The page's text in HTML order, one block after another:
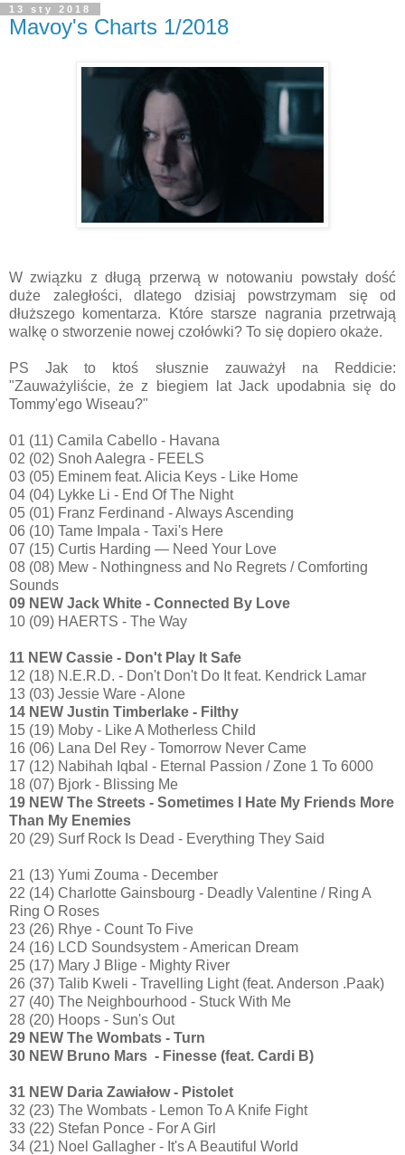
13 sty 2018
Mavoy's Charts 1/2018
W związku z długą przerwą w notowaniu powstały dość
duże zaległości, dlatego dzisiaj powstrzymam się od
dłuższego komentarza. Które starsze nagrania przetrwają
walkę o stworzenie nowej czołówki? To się dopiero okaże.
PS Jak to ktoś słusznie zauważył na Reddicie:
"Zauważyliście, że z biegiem lat Jack upodabnia się do
Tommy'ego Wiseau?"
01 (11) Camila Cabello - Havana
02 (02) Snoh Aalegra - FEELS
03 (05) Eminem feat. Alicia Keys - Like Home
04 (04) Lykke Li - End Of The Night
05 (01) Franz Ferdinand - Always Ascending
06 (10) Tame Impala - Taxi's Here
07 (15) Curtis Harding — Need Your Love
08 (08) Mew - Nothingness and No Regrets / Comforting
Sounds
09 NEW Jack White - Connected By Love
10 (09) HAERTS - The Way
11 NEW Cassie - Don't Play It Safe
12 (18) N.E.R.D. - Don't Don't Do It feat. Kendrick Lamar
13 (03) Jessie Ware - Alone
14 NEW Justin Timberlake - Filthy
15 (19) Moby - Like A Motherless Child
16 (06) Lana Del Rey - Tomorrow Never Came
17 (12) Nabihah Iqbal - Eternal Passion / Zone 1 To 6000
18 (07) Bjork - Blissing Me
19 NEW The Streets - Sometimes I Hate My Friends More
Than My Enemies
20 (29) Surf Rock Is Dead - Everything They Said
21 (13) Yumi Zouma - December
22 (14) Charlotte Gainsbourg - Deadly Valentine / Ring A
Ring O Roses
23 (26) Rhye - Count To Five
24 (16) LCD Soundsystem - American Dream
25 (17) Mary J Blige - Mighty River
26 (37) Talib Kweli - Travelling Light (feat. Anderson .Paak)
27 (40) The Neighbourhood - Stuck With Me
28 (20) Hoops - Sun's Out
29 NEW The Wombats - Turn
30 NEW Bruno Mars - Finesse (feat. Cardi B)
31 NEW Daria Zawiałow - Pistolet
32 (23) The Wombats - Lemon To A Knife Fight
33 (22) Stefan Ponce - For A Girl
34 (21) Noel Gallagher - It's A Beautiful World